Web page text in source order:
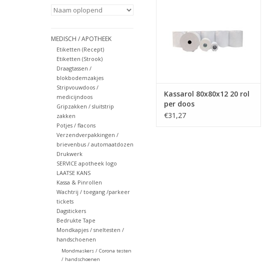
MEDISCH / APOTHEEK
Etiketten (Recept)
Etiketten (Strook)
Draagtassen /
blokbodemzakjes
Stripvouwdoos /
medicijndoos
Gripzakken / sluitstrip
zakken
Potjes / flacons
Verzendverpakkingen /
brievenbus / automaatdozen
Drukwerk
SERVICE apotheek logo
LAATSE KANS
Kassa & Pinrollen
Wachtrij / toegang /parkeer
tickets
Dagstickers
Bedrukte Tape
Mondkapjes / sneltesten /
handschoenen
Mondmaskers / Corona testen
/ handschoenen
Kassarol 80x80x12 20 rol
per doos
€31,27